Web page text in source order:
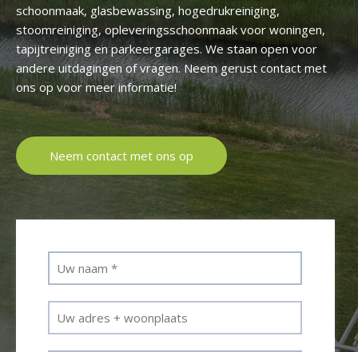
schoonmaak, glasbewassing, hogedrukreiniging,
stoomreiniging, opleveringsschoonmaak voor woningen,
tapijtreiniging en parkeergarages. We staan open voor
andere uitdagingen of vragen. Neem gerust contact met
ons op voor meer informatie!
Neem contact met ons op